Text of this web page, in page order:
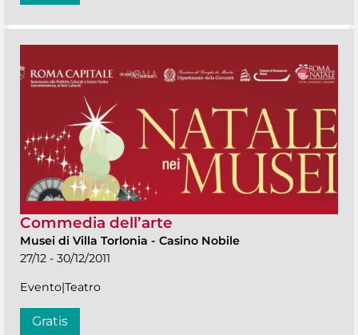
Commedia dell’arte
Musei di Villa Torlonia - Casino Nobile
27/12 - 30/12/2011
Evento|Teatro
Gratis